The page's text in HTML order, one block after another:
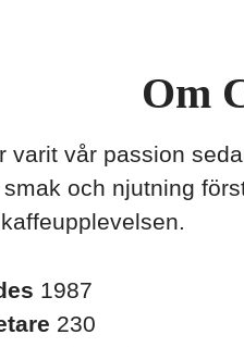
Om
varit vår passion
och njutning
1987
230